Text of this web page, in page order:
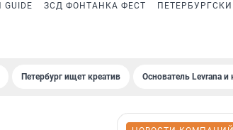
GUIDE ЗСД ФОНТАНКА ФЕСТ
Петербург ищет креатив Основатель Levrana